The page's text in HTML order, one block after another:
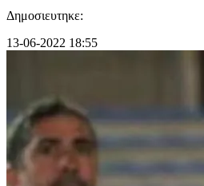
Δημοσιευτηκε:
13-06-2022 18:55